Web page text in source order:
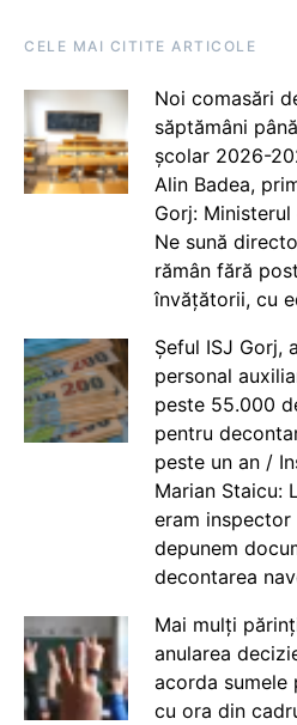
CELE MAI CITITE ARTICOLE
Noi comasări
săptămâni
școlar 2026-
Alin Badea,
Gorj:
Ne sună
rămân fără
învățătorii, cu
Șeful ISJ Gorj,
personal
peste 55.000
pentru
peste un an /
Marian Staicu:
eram inspector
depunem
decontarea
Mai mulți
anularea
acorda sumele
cu ora din